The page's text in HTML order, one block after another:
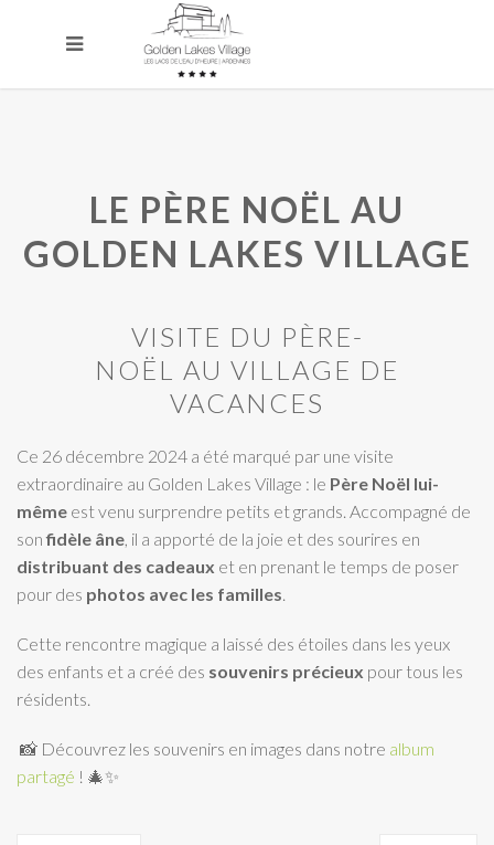
LE PÈRE NOËL AU
GOLDEN LAKES VILLAGE
VISITE DU PÈRE-
NOËL AU VILLAGE DE
VACANCES
Ce 26 décembre 2024 a été marqué par une visite
extraordinaire au Golden Lakes Village : le Père Noël lui-
même est venu surprendre petits et grands. Accompagné de
sonfidèle âne, il a apporté de la joie et des sourires en
distribuant des cadeaux et en prenant le temps de poser
pour des photos avec les familles.
Cette rencontre magique a laissé des étoiles dans les yeux
des enfants et a créé des souvenirs précieux pour tous les
résidents.
📸 Découvrez les souvenirs en images dans notre album
partagé ! 🎄✨